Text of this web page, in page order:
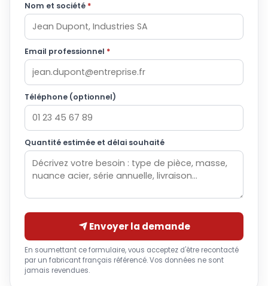
Nom et société *
Email professionnel *
Téléphone (optionnel)
Quantité estimée et délai souhaité
Envoyer la demande
En soumettant ce formulaire, vous acceptez d'être recontacté
par un fabricant français référencé. Vos données ne sont
jamais revendues.